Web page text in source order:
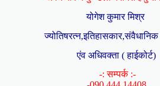
योगेश कुमार मिश्र
ज्योतिषरत्न,इतिहासकार,संवैधानिक
एंव अधिवक्ता ( हाईकोर्ट)
-: सम्पर्क :-